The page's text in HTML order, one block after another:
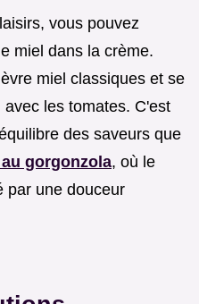
vous pouvez
miel dans la crème.
miel classiques et se
les tomates. C'est
des saveurs que
gorgonzola, où le
par une douceur